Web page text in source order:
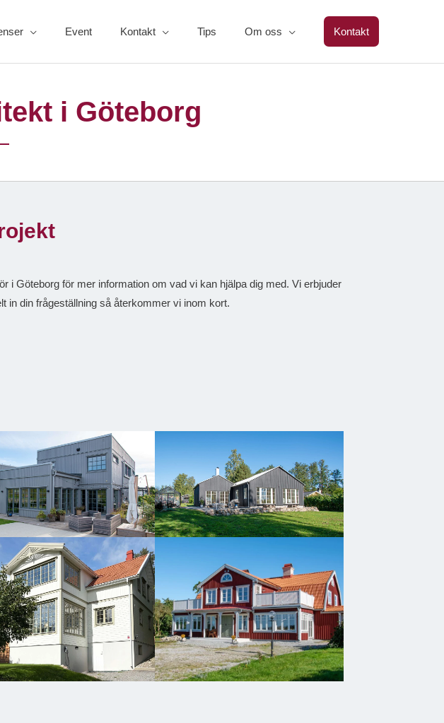
Event Kontakt Tips Om oss Kontakt
i Göteborg
i Göteborg för mer information om vad vi kan hjälpa dig med. Vi erbjuder
in din frågeställning så återkommer vi inom kort.